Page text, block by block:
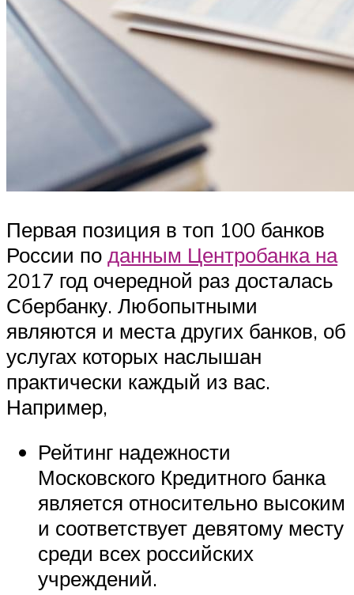
Первая позиция в топ 100 банков
России по данным Центробанка на
2017 год очередной раз досталась
Сбербанку. Любопытными
являются и места других банков, об
услугах которых наслышан
практически каждый из вас.
Например,
Рейтинг надежности
Московского Кредитного банка
является относительно высоким
и соответствует девятому месту
среди всех российских
учреждений.